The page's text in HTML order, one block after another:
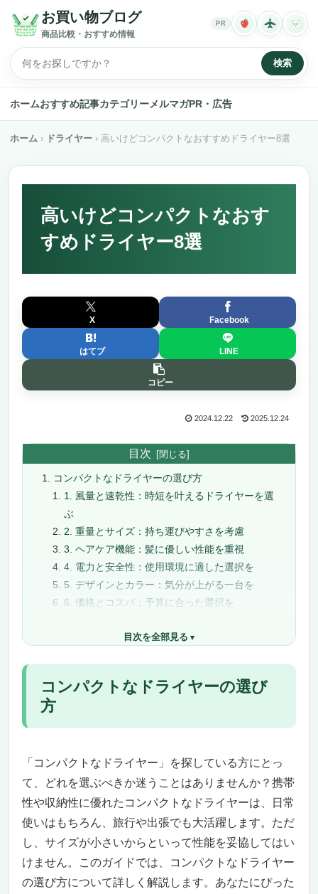
お買い物ブログ
商品比較・おすすめ情報
検索
PR
ホームおすすめ記事カテゴリーメルマガPR・広告
ホーム ドライヤー 高いけどコンパクトなおすすめドライヤー8選
高いけどコンパクトなおす
すめドライヤー8選
X Facebook
はてブ LINE
コピー
2024.12.22 2025.12.24
目次
コンパクトなドライヤーの選び方
1. 風量と速乾性：時短を叶えるドライヤーを選
ぶ
2. 重量とサイズ：持ち運びやすさを考慮
3. ヘアケア機能：髪に優しい性能を重視
4. 電力と安全性：使用環境に適した選択を
5. デザインとカラー：気分が上がる一台を
6. 価格とコスパ：予算に合った選択を
NISSYOの2024新型ドライヤーがもたらす新し
ー」！
ン」
持ち運び便利＆静音設計でストレスフリー
大切な人へのプレゼントにも最適
Laifen SEドライヤー：あなたの美しさを引き
出す革新的な選択
静音と速乾の完璧な組み合わせ
髪にやさしいイオン技術
持ち運びやすい設計とエレガントなカラー
スマートな温度制御と安全性の向上
目次を全部見る
コンパクトなドライヤーの選び
方
「コンパクトなドライヤー」を探している方にとっ
て、どれを選ぶべきか迷うことはありませんか？携帯
性や収納性に優れたコンパクトなドライヤーは、日常
使いはもちろん、旅行や出張でも大活躍します。ただ
し、サイズが小さいからといって性能を妥協してはい
けません。このガイドでは、コンパクトなドライヤー
の選び方について詳しく解説します。あなたにぴった